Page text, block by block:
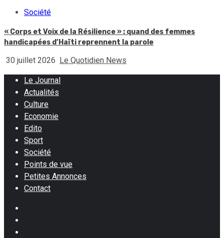
Société
« Corps et Voix de la Résilience » : quand des femmes
handicapées d’Haïti reprennent la parole
30 juillet 2026 Le Quotidien News
Le Journal
Actualités
Culture
Economie
Edito
Sport
Société
Points de vue
Petites Annonces
Contact